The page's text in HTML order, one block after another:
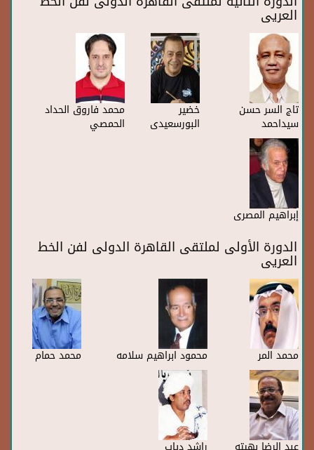
الدورة الثانية لملتقى القاهرة الدولى لفن الخط
العريى
تاج السر حسن
سيداحمد
خضير
البورسعيدى
محمد فاروق الحداد
الحمصي
إبراهيم المصرى
الدورة الأولى لملتقى القاهرة الدولى لفن الخط
العريى
محمد المر محمود ابراهيم سلامه محمد حمام